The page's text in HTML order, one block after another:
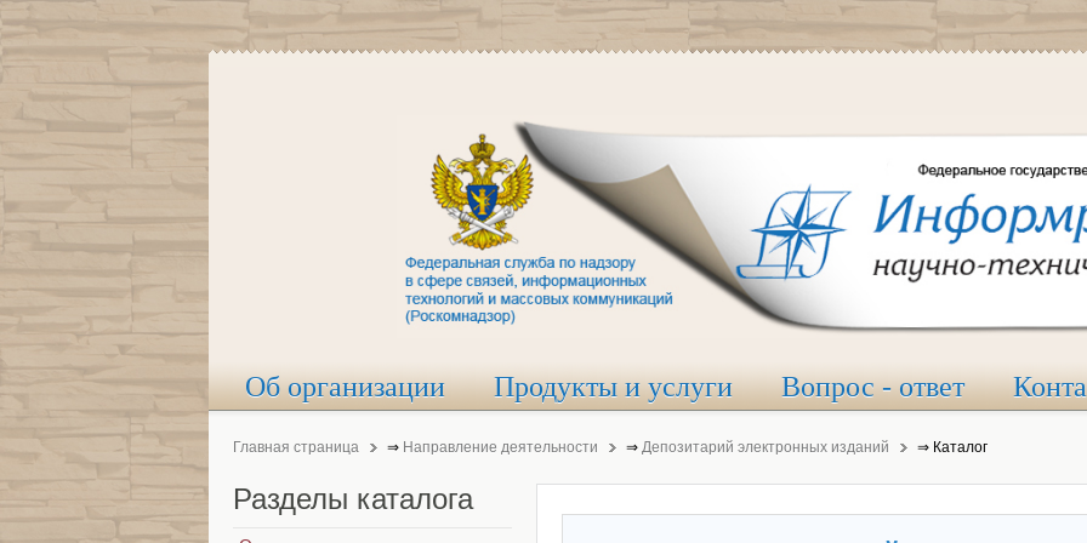
Об организации Продукты и услуги Вопрос - ответ
Главная страница ⇒ Направление деятельности ⇒ Депозитарий электронных изданий ⇒ Каталог
Разделы каталога